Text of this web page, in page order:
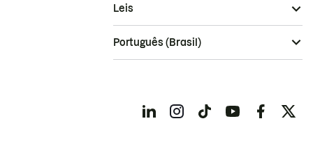
Leis
Português (Brasil)